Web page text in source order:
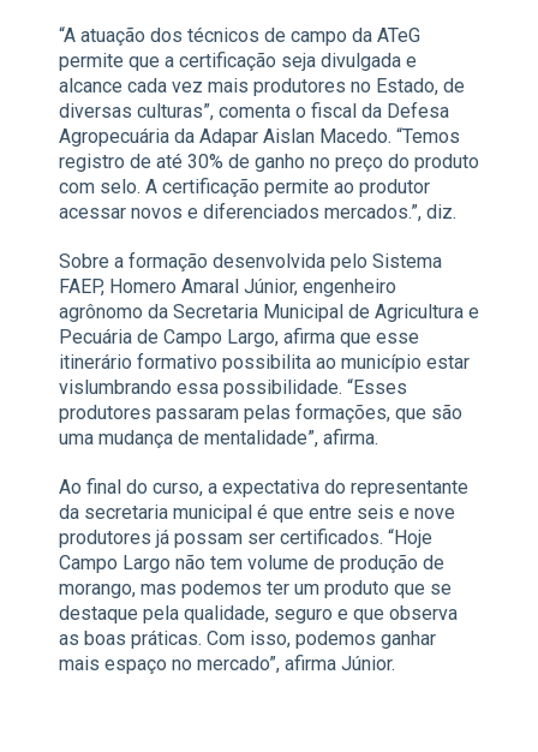
“A atuação dos técnicos de campo da ATeG
permite que a certificação seja divulgada e
alcance cada vez mais produtores no Estado, de
diversas culturas”, comenta o fiscal da Defesa
Agropecuária da Adapar Aislan Macedo. “Temos
registro de até 30% de ganho no preço do produto
com selo. A certificação permite ao produtor
acessar novos e diferenciados mercados.”, diz.
Sobre a formação desenvolvida pelo Sistema
FAEP, Homero Amaral Júnior, engenheiro
agrônomo da Secretaria Municipal de Agricultura e
Pecuária de Campo Largo, afirma que esse
itinerário formativo possibilita ao município estar
vislumbrando essa possibilidade. “Esses
produtores passaram pelas formações, que são
uma mudança de mentalidade”, afirma.
Ao final do curso, a expectativa do representante
da secretaria municipal é que entre seis e nove
produtores já possam ser certificados. “Hoje
Campo Largo não tem volume de produção de
morango, mas podemos ter um produto que se
destaque pela qualidade, seguro e que observa
as boas práticas. Com isso, podemos ganhar
mais espaço no mercado”, afirma Júnior.